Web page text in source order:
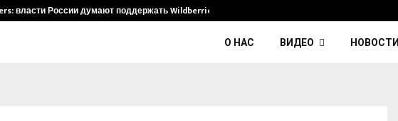
власти России думают поддержать Wildberries и его…
О НАС ВИДЕО НОВОСТИ